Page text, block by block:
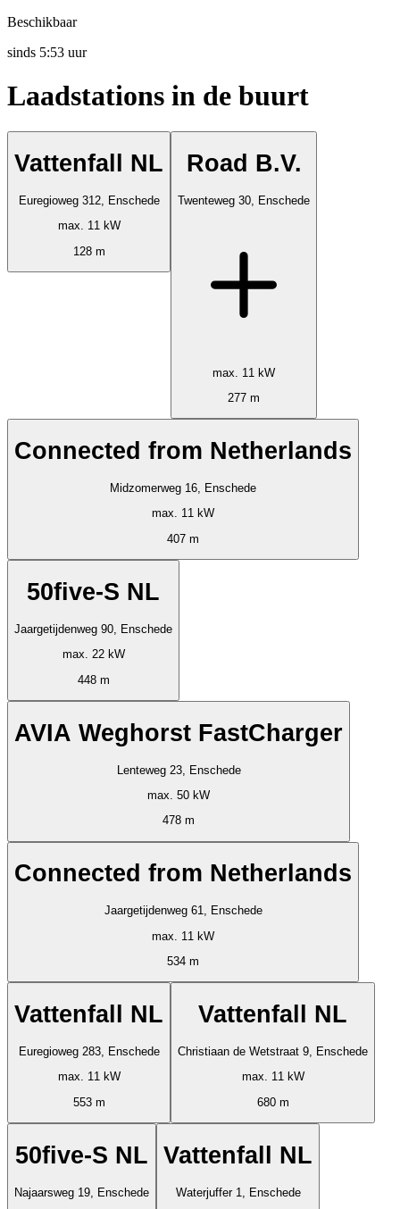
Beschikbaar
sinds 5:53 uur
Laadstations in de buurt
Vattenfall NL
Euregioweg 312, Enschede
max. 11 kW
128 m
Road B.V.
Twenteweg 30, Enschede
max. 11 kW
277 m
Connected from Netherlands
Midzomerweg 16, Enschede
max. 11 kW
407 m
50five-S NL
Jaargetijdenweg 90, Enschede
max. 22 kW
448 m
AVIA Weghorst FastCharger
Lenteweg 23, Enschede
max. 50 kW
478 m
Connected from Netherlands
Jaargetijdenweg 61, Enschede
max. 11 kW
534 m
Vattenfall NL
Euregioweg 283, Enschede
max. 11 kW
553 m
Vattenfall NL
Christiaan de Wetstraat 9, Enschede
max. 11 kW
680 m
50five-S NL
Najaarsweg 19, Enschede
Vattenfall NL
Waterjuffer 1, Enschede